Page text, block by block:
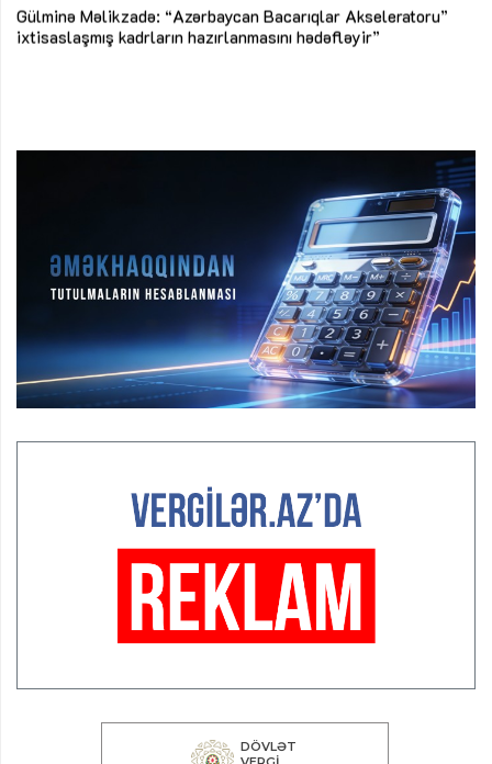
Gülminə Məlikzadə: “Azərbaycan Bacarıqlar Akseleratoru”
ixtisaslaşmış kadrların hazırlanmasını hədəfləyir”